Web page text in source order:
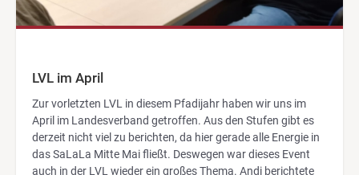
LVL im April
Zur vorletzten LVL in diesem Pfadijahr haben wir uns im
April im Landesverband getroffen. Aus den Stufen gibt es
derzeit nicht viel zu berichten, da hier gerade alle Energie in
das SaLaLa Mitte Mai fließt. Deswegen war dieses Event
auch in der LVL wieder ein großes Thema. Andi berichtete